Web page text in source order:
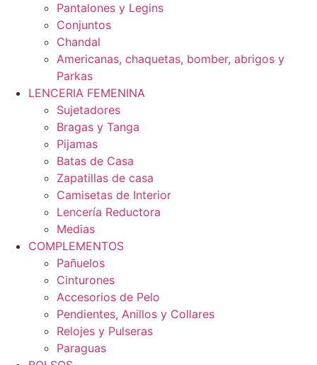
Pantalones y Legins
Conjuntos
Chandal
Americanas, chaquetas, bomber, abrigos y
Parkas
LENCERIA FEMENINA
Sujetadores
Bragas y Tanga
Pijamas
Batas de Casa
Zapatillas de casa
Camisetas de Interior
Lencería Reductora
Medias
COMPLEMENTOS
Pañuelos
Cinturones
Accesorios de Pelo
Pendientes, Anillos y Collares
Relojes y Pulseras
Paraguas